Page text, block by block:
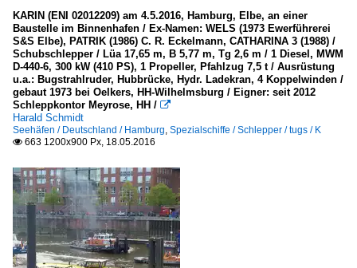
KARIN (ENI 02012209) am 4.5.2016, Hamburg, Elbe, an einer
Baustelle im Binnenhafen / Ex-Namen: WELS (1973 Ewerführerei
S&S Elbe), PATRIK (1986) C. R. Eckelmann, CATHARINA 3 (1988) /
Schubschlepper / Lüa 17,65 m, B 5,77 m, Tg 2,6 m / 1 Diesel, MWM
D-440-6, 300 kW (410 PS), 1 Propeller, Pfahlzug 7,5 t / Ausrüstung
u.a.: Bugstrahlruder, Hubbrücke, Hydr. Ladekran, 4 Koppelwinden /
gebaut 1973 bei Oelkers, HH-Wilhelmsburg / Eigner: seit 2012
Schleppkontor Meyrose, HH / 
Harald Schmidt
Seehäfen / Deutschland / Hamburg Spezialschiffe / Schlepper / tugs / K
 663 1200x900 Px, 18.05.2016